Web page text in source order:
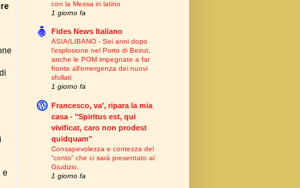
e
con la Messa in latino
1 giorno fa
Fides News Italiano
ASIA/LIBANO - Sei anni dopo
l’esplosione nel Porto di Beirut,
anche le POM impegnate a far
fronte all’emergenza dei nuovi
sfollati
1 giorno fa
Francesco, va’, ripara la mia
casa - "Spiritus est, qui
vivificat, caro non prodest
quidquam"
Consapevolezza e contezza del
“conto” che ci sarà presentato al
Giudizio.
1 giorno fa